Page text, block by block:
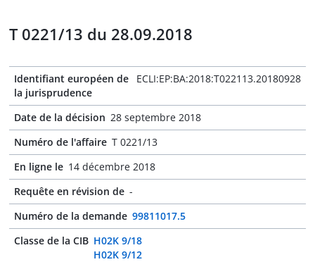
T 0221/13 du 28.09.2018
Identifiant européen de
la jurisprudence
ECLI:EP:BA:2018:T022113.20180928
Date de la décision 28 septembre 2018
Numéro de l'affaire T 0221/13
En ligne le 14 décembre 2018
Requête en révision de -
Numéro de la demande 99811017.5
Classe de la CIB H02K 9/18
H02K 9/12